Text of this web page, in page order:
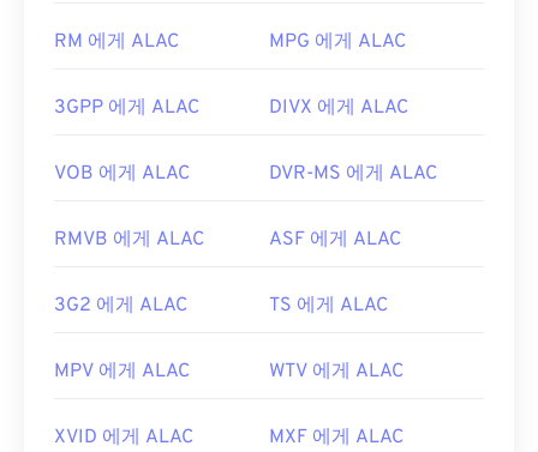
https://en.wikipedia.org/wiki/오디오_교환_파일_포
https://www.file-extension.info/format/aifc
RM 에게 ALAC MPG 에게 ALAC
3GPP 에게 ALAC DIVX 에게 ALAC
VOB 에게 ALAC DVR-MS 에게 ALAC
RMVB 에게 ALAC ASF 에게 ALAC
3G2 에게 ALAC TS 에게 ALAC
MPV 에게 ALAC WTV 에게 ALAC
XVID 에게 ALAC MXF 에게 ALAC